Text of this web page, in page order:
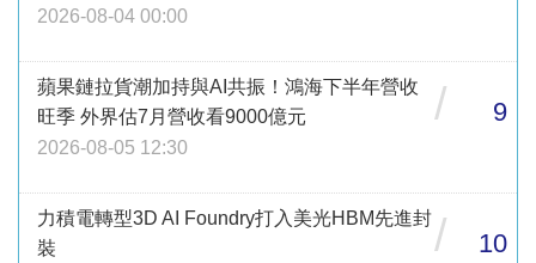
2026-08-04 00:00
蘋果鏈拉貨潮加持與AI共振！鴻海下半年營收
旺季 外界估7月營收看9000億元
2026-08-05 12:30
/ 9
力積電轉型3D AI Foundry打入美光HBM先進封
裝
/ 10